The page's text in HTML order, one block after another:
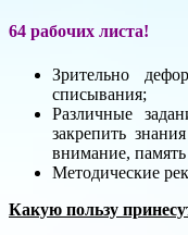
64 рабочих листа!
Зрительно
списывания;
Различные
закрепить
внимание,
Методические
Какую пользу